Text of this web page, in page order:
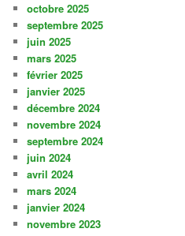
octobre 2025
septembre 2025
juin 2025
mars 2025
février 2025
janvier 2025
décembre 2024
novembre 2024
septembre 2024
juin 2024
avril 2024
mars 2024
janvier 2024
novembre 2023